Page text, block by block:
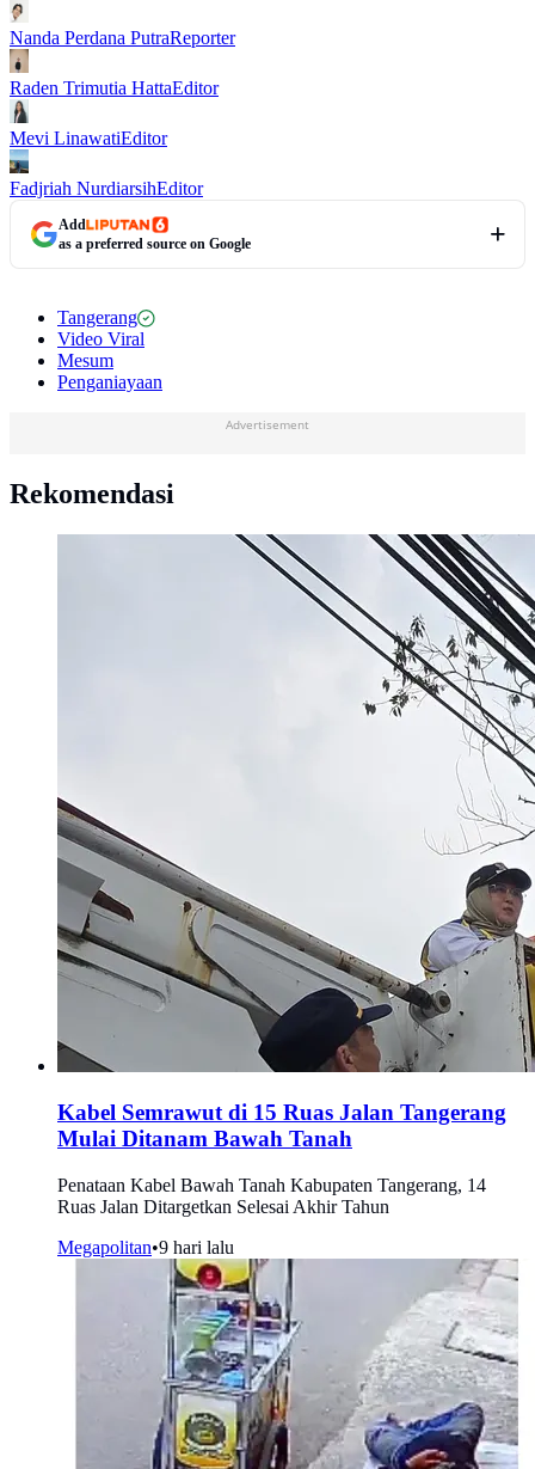
Nanda Perdana PutraReporter
Raden Trimutia HattaEditor
Mevi LinawatiEditor
Fadjriah NurdiarsihEditor
Add
as a preferred source on Google
Tangerang
Video Viral
Mesum
Penganiayaan
Advertisement
Rekomendasi
Kabel Semrawut di 15 Ruas Jalan Tangerang
Mulai Ditanam Bawah Tanah
Penataan Kabel Bawah Tanah Kabupaten Tangerang, 14
Ruas Jalan Ditargetkan Selesai Akhir Tahun
Megapolitan•9 hari lalu